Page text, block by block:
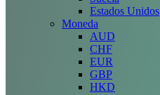
Estados Unidos
Moneda
AUD
CHF
EUR
GBP
HKD